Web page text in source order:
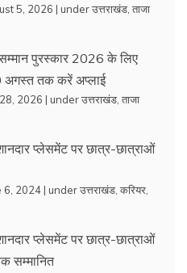
5, 2026 | underउत्तराखंड ताजा
पुरस्कार 2026 के लिए
तक करें अप्लाई
2026 | underउत्तराखंड ताजा
प्लेसमेंट पर छात्र-छात्राओं
6, 2024 | underउत्तराखंड करियर
प्लेसमेंट पर छात्र-छात्राओं
सम्मानित